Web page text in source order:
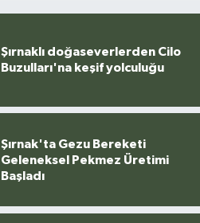
Şırnaklı doğaseverlerden Cilo
Buzulları'na keşif yolculuğu
Şırnak'ta Gezu Bereketi
Geleneksel Pekmez Üretimi
Başladı